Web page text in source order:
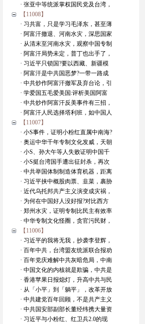
· 张亚中等统派掌权国民党及台湾，
【11008】
· 习共富，只是学习毛泽东，甚至薄
· 阿富汗撤退、河南水灾，深思国家
· 从清末至河南水灾，观察中国专制
· 阿富汗局势未定，普丁也出手了，
· 习近平只锁国?要以西藏、新疆模
· 阿富汗是中共国恶梦?一带一路成
· 中共炒作阿富汗撤军及弃台论，引
· 学爱国五毛爱美国:评析美国阿富
· 中共炒作阿富汗反美事件有三招，
· 阿富汗人民选择塔利班，如中国人
【11007】
· 小S事件，证明小粉红直属中南海?
· 奥运中华千年专制文化发威，天朝
· 小S、孙大午等人失败证明中国千
· 小S挺台湾国手遭出征封杀，再次
· 中共举国体制制造体育机器，距离
· 习近平挟中概股肉票、韭菜，裹胁
· 近代乌托邦共产主义演变成灾祸，
· 为何在中国好人没好报?对比西方
· 郑州水灾，证明专制比民主有效率
· 中华专制文化怪圈，贪官污民财，
【11006】
· 习近平的我将无我，抄袭李登辉，
· 百年中共，台湾盟友统派联合报劝
· 百年党庆难解中共灰暗危局，中南
· 中国文化的内核就是欺骗，中共是
· 香港苹果日报熄灯，升高中共与民
· 从「小平」到「躺平」，改革开放
· 中共建党百年回顾，不是共产主义
· 中共国安部副部长董经纬携大量资
· 习近平与小粉红、红卫兵2.0的现